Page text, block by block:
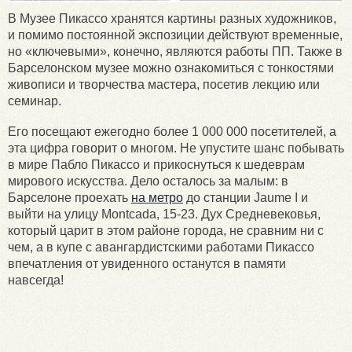
В Музее Пикассо хранятся картины разных художников,
и помимо постоянной экспозиции действуют временные,
но «ключевыми», конечно, являются работы ПП. Также в
Барселонском музее можно ознакомиться с тонкостями
живописи и творчества мастера, посетив лекцию или
семинар.
Его посещают ежегодно более 1 000 000 посетителей, а
эта цифра говорит о многом. Не упустите шанс побывать
в мире Пабло Пикассо и прикоснуться к шедеврам
мирового искусства. Дело осталось за малым: в
Барселоне проехать на метро до станции Jaume I и
выйти на улицу Montcada, 15-23. Дух Средневековья,
который царит в этом районе города, не сравним ни с
чем, а в купе с авангардистскими работами Пикассо
впечатления от увиденного останутся в памяти
навсегда!